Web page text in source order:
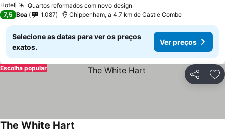
Hotel Quartos reformados com novo design
7,5 Boa 1.087 Chippenham, a 4.7 km de Castle Combe
Selecione as datas para ver os preços
exatos.
Ver preços
Partilhar
Escolha popular
The White Hart